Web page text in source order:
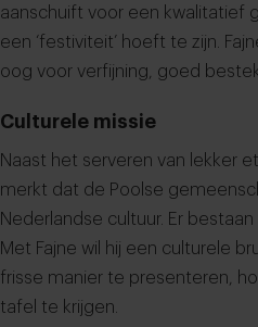
aanschuift voor een kwalitatief
een ‘festiviteit’ hoeft te zijn.
oog voor verfijning, goed
Culturele missie
Naast het serveren van lekker
merkt dat de Poolse
Nederlandse cultuur. Er
Met Fajne wil hij een culturele
frisse manier te presenteren,
tafel te krijgen.